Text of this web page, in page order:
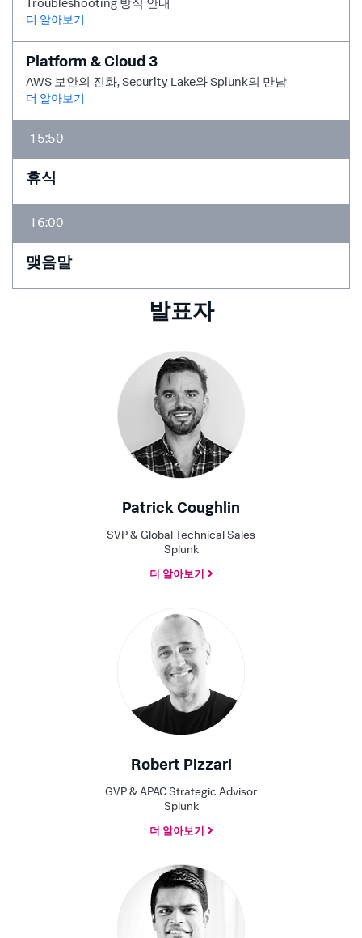
Troubleshooting 방식 안내
더 알아보기
Platform & Cloud 3
AWS 보안의 진화, Security Lake와 Splunk의 만남
더 알아보기
15:50
휴식
16:00
맺음말
발표자
Patrick Coughlin
SVP & Global Technical Sales
Splunk
더 알아보기
Robert Pizzari
GVP & APAC Strategic Advisor
Splunk
더 알아보기